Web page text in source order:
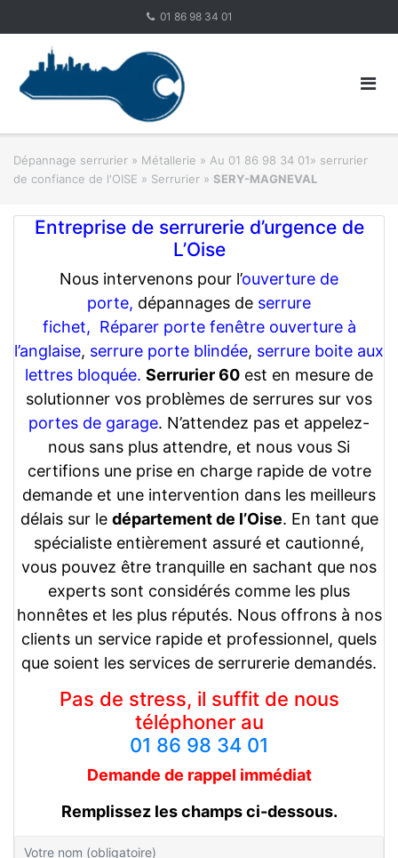
01 86 98 34 01
Dépannage serrurier » Métallerie » Au 01 86 98 34 01» serrurier
de confiance de l'OISE » Serrurier » SERY-MAGNEVAL
Entreprise de serrurerie d’urgence de
L’Oise
Nous intervenons pour l’ouverture de
porte, dépannages de serrure
fichet, Réparer porte fenêtre ouverture à
l’anglaise, serrure porte blindée, serrure boite aux
lettres bloquée. Serrurier 60 est en mesure de
solutionner vos problèmes de serrures sur vos
portes de garage. N’attendez pas et appelez-
nous sans plus attendre, et nous vous Si
certifions une prise en charge rapide de votre
demande et une intervention dans les meilleurs
délais sur le département de l’Oise. En tant que
spécialiste entièrement assuré et cautionné,
vous pouvez être tranquille en sachant que nos
experts sont considérés comme les plus
honnêtes et les plus réputés. Nous offrons à nos
clients un service rapide et professionnel, quels
que soient les services de serrurerie demandés.
Pas de stress, il suffit de nous
téléphoner au
01 86 98 34 01
Demande de rappel immédiat
Remplissez les champs ci-dessous.